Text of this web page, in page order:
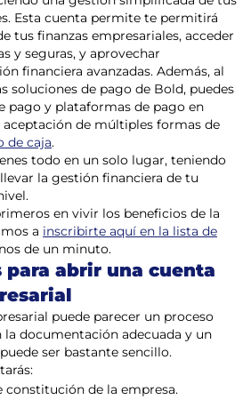
Esta cuenta permite te permitirá
tus finanzas empresariales, acceder
y seguras, y aprovechar
financiera avanzadas. Además, al
soluciones de pago de Bold, puedes
pago y plataformas de pago en
aceptación de múltiples formas de
de caja.
todo en un solo lugar, teniendo
la gestión financiera de tu
en vivir los beneficios de la
a inscribirte aquí en la lista de
de un minuto.
para abrir una cuenta
puede parecer un proceso
documentación adecuada y un
ser bastante sencillo.
constitución de la empresa.